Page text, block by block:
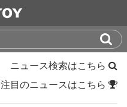
ニュース検索はこちら
注目のニュースはこちら